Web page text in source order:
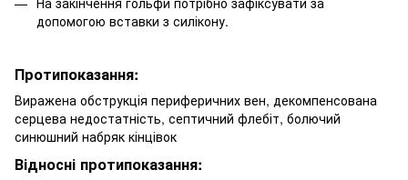
допомогою вставки з силікону.
Протипоказання:
Виражена обструкція периферичних вен, декомпенсована
серцева недостатність, септичний флебіт, болючий
синюшний набряк кінцівок
Відносні протипоказання: